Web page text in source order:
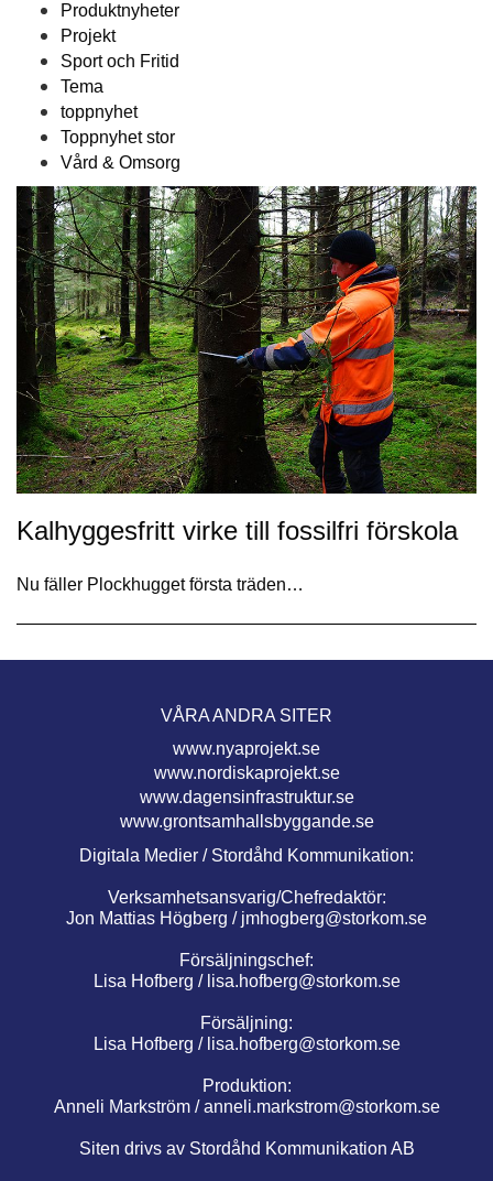
Produktnyheter
Projekt
Sport och Fritid
Tema
toppnyhet
Toppnyhet stor
Vård & Omsorg
Kalhyggesfritt virke till fossilfri förskola
Nu fäller Plockhugget första träden…
VÅRA ANDRA SITER
www.nyaprojekt.se
www.nordiskaprojekt.se
www.dagensinfrastruktur.se
www.grontsamhallsbyggande.se
Digitala Medier / Stordåhd Kommunikation:
Verksamhetsansvarig/Chefredaktör:
Jon Mattias Högberg / jmhogberg@storkom.se
Försäljningschef:
Lisa Hofberg / lisa.hofberg@storkom.se
Försäljning:
Lisa Hofberg / lisa.hofberg@storkom.se
Produktion:
Anneli Markström /anneli.markstrom@storkom.se
Siten drivs av Stordåhd Kommunikation AB